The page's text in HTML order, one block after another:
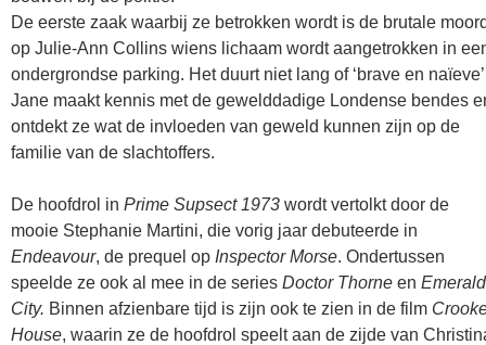
De eerste zaak waarbij ze betrokken wordt is de brutale
op Julie-Ann Collins wiens lichaam wordt aangetrokken in
ondergrondse parking. Het duurt niet lang of ‘brave en naïeve’
Jane maakt kennis met de gewelddadige Londense bendes
ontdekt ze wat de invloeden van geweld kunnen zijn op de
familie van de slachtoffers.
De hoofdrol in Prime Supsect 1973 wordt vertolkt door de
mooie Stephanie Martini, die vorig jaar debuteerde in
Endeavour, de prequel op Inspector Morse. Ondertussen
speelde ze ook al mee in de series Doctor Thorne en Emerald
City. Binnen afzienbare tijd is zijn ook te zien in de film
House, waarin ze de hoofdrol speelt aan de zijde van